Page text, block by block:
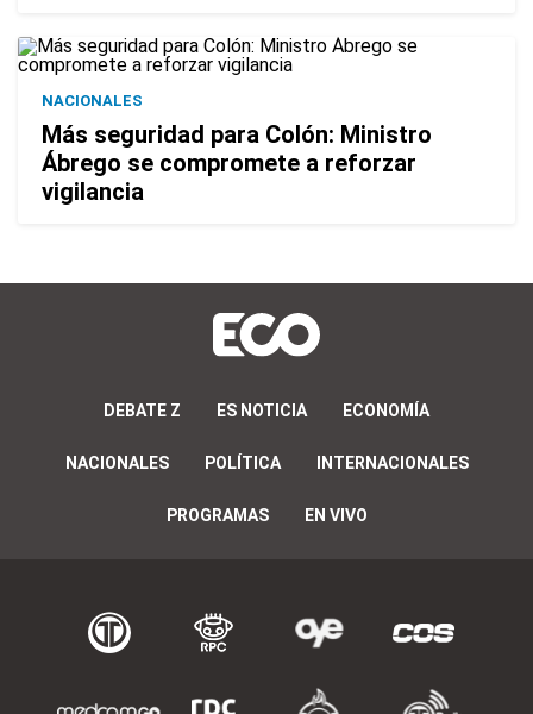
NACIONALES
Más seguridad para Colón: Ministro
Ábrego se compromete a reforzar
vigilancia
DEBATE Z ES NOTICIA ECONOMÍA
NACIONALES POLÍTICA INTERNACIONALES
PROGRAMAS EN VIVO